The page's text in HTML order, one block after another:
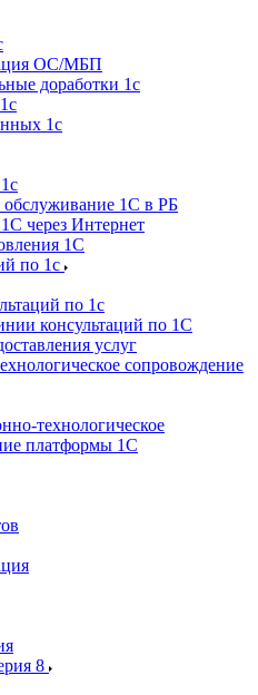
ОС/МБП
доработки 1с
1с
обслуживание 1С в РБ
через Интернет
1С
по 1с
по 1с
консультаций по 1С
услуг
сопровождение
технологическое
платформы 1С
8